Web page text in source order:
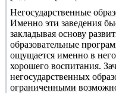
Негосударственные
Именно эти заведения
закладывая основу
образовательные
ощущается именно в
хорошего воспитания.
негосударственных
ограниченными